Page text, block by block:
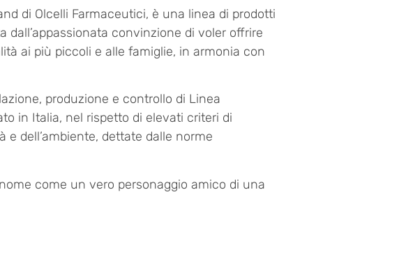
di Olcelli Farmaceutici, è una linea di prodotti
dall’appassionata convinzione di voler offrire
ai più piccoli e alle famiglie, in armonia con
produzione e controllo di Linea
in Italia, nel rispetto di elevati criteri di
e dell’ambiente, dettate dalle norme
come un vero personaggio amico di una